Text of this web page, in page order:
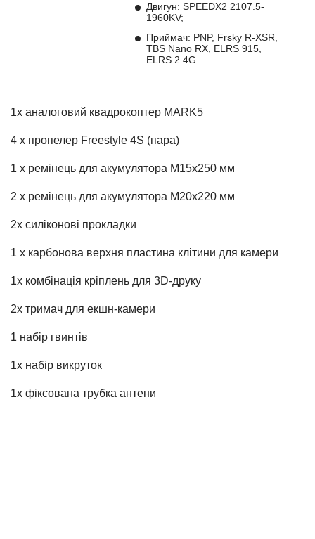
Двигун: SPEEDX2 2107.5-
1960KV;
Приймач: PNP, Frsky R-XSR,
TBS Nano RX, ELRS 915,
ELRS 2.4G.
1х аналоговий квадрокоптер MARK5
4 х пропелер Freestyle 4S (пара)
1 х ремінець для акумулятора M15x250 мм
2 х ремінець для акумулятора M20x220 мм
2х силіконові прокладки
1 х карбонова верхня пластина клітини для камери
1х комбінація кріплень для 3D-друку
2х тримач для екшн-камери
1 набір гвинтів
1х набір викруток
1х фіксована трубка антени